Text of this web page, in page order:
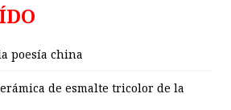
poesía china
de esmalte tricolor de la